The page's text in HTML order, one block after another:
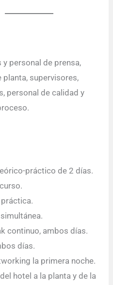
y personal de prensa,
planta, supervisores,
personal de calidad y
práctico de 2 días.
continuo, ambos días.
días.
la primera noche.
hotel a la planta y de la